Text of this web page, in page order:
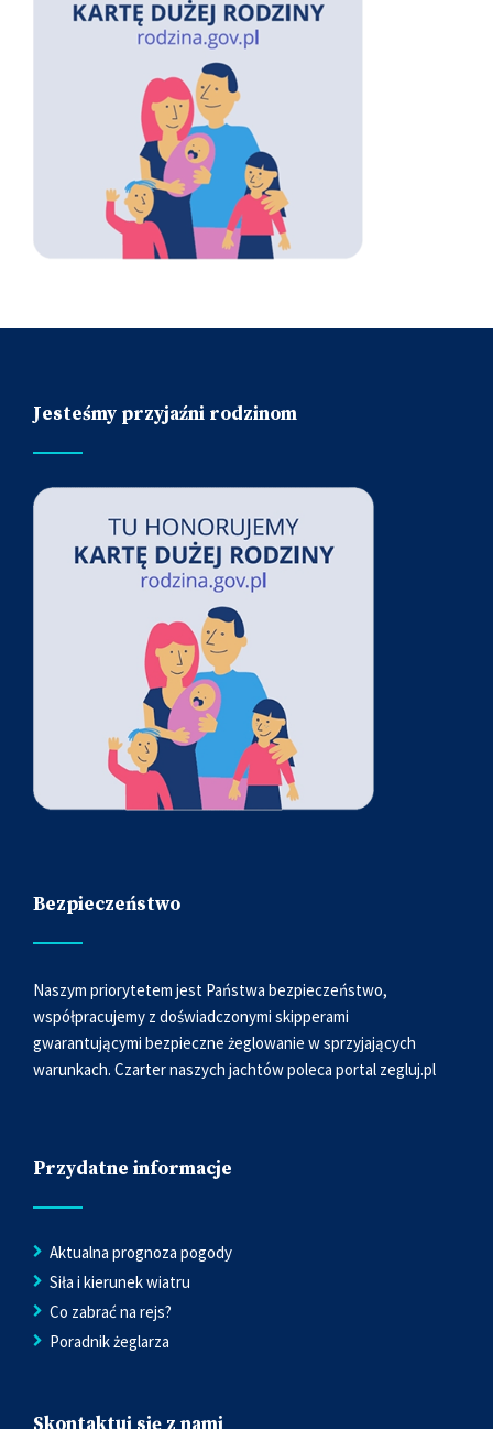
Jesteśmy przyjaźni rodzinom
Bezpieczeństwo
Naszym priorytetem jest Państwa bezpieczeństwo,
współpracujemy z doświadczonymi skipperami
gwarantującymi bezpieczne żeglowanie w sprzyjających
warunkach. Czarter naszych jachtów poleca portal zegluj.pl
Przydatne informacje
Aktualna prognoza pogody
Siła i kierunek wiatru
Co zabrać na rejs?
Poradnik żeglarza